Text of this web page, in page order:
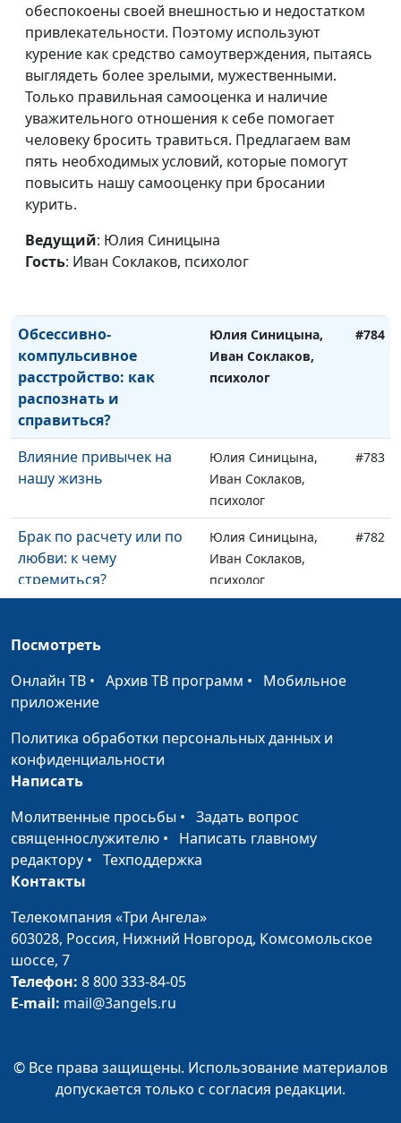
обеспокоены своей внешностью и недостатком
привлекательности. Поэтому используют
курение как средство самоутверждения, пытаясь
выглядеть более зрелыми, мужественными.
Только правильная самооценка и наличие
уважительного отношения к себе помогает
человеку бросить травиться. Предлагаем вам
пять необходимых условий, которые помогут
повысить нашу самооценку при бросании
курить.
Ведущий: Юлия Синицына
Гость: Иван Соклаков, психолог
Как нам мешают
ограничивающие
убеждения?
Юлия Синицына,
Иван Соклаков,
психолог
#788
Если с супругом стало
скучно
Юлия Синицына,
Иван Соклаков,
психолог
Мастурбация -
зависимость или
данность жизни?
Юлия Синицына,
Иван Соклаков,
Влияние гормонов на
Юлия Синицына,
Обсессивно-
компульсивное
расстройство: как
распознать и
справиться?
Юлия Синицына,
Иван Соклаков,
психолог
#784
Влияние привычек на
нашу жизнь
Юлия Синицына,
Иван Соклаков,
психолог
#783
Брак по расчету или по
любви: к чему
стремиться?
Юлия Синицына,
Иван Соклаков,
психолог
#782
партнере?
Как связаны тело,
психика и эмоции?
психолог, тренер
христианство
совместимы?
Айгуль Иншакова,
психолог, тренер
их прорабатывать
психолог, тренер
Как распознать у себя
личностного роста
За помощью — к
Юлия Синицына,
Посмотреть
Онлайн ТВ • Архив ТВ программ • Мобильное
приложение
Политика обработки персональных данных и
конфиденциальности
Написать
Молитвенные просьбы • Задать вопрос
священнослужителю • Написать главному
редактору • Техподдержка
Контакты
Телекомпания «Три Ангела»
603028, Россия, Нижний Новгород, Комсомольское
шоссе, 7
Телефон: 8 800 333-84-05
E-mail: mail@3angels.ru
© Все права защищены. Использование материалов
допускается только с согласия редакции.